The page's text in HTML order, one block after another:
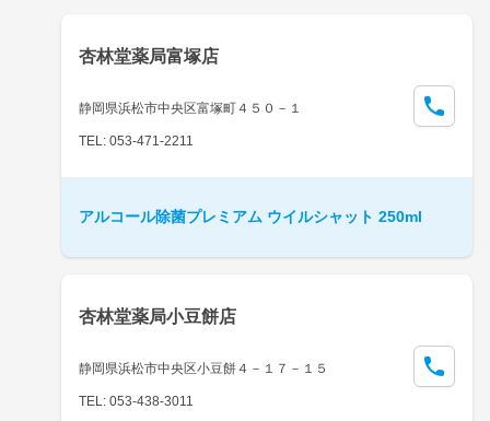
杏林堂薬局富塚店
静岡県浜松市中央区富塚町４５０－１
TEL: 053-471-2211
アルコール除菌プレミアム ウイルシャット 250ml
杏林堂薬局小豆餅店
静岡県浜松市中央区小豆餅４－１７－１５
TEL: 053-438-3011